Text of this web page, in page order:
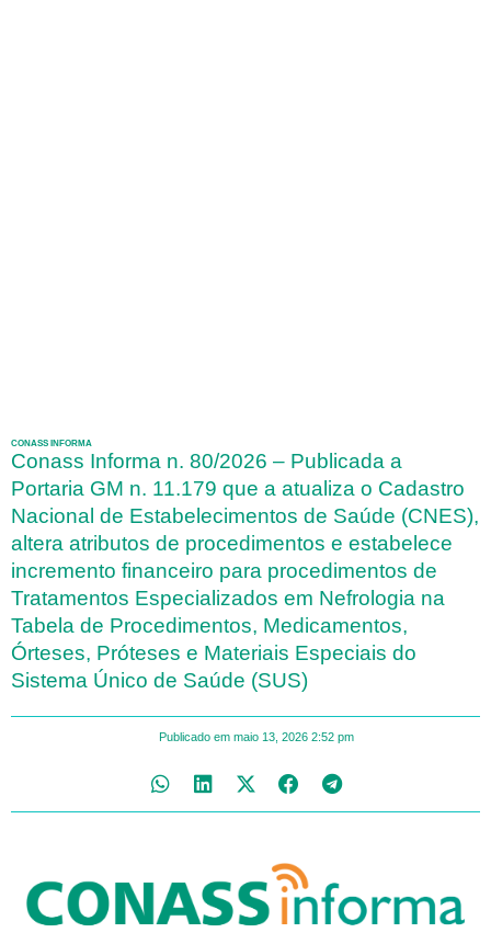
CONASS INFORMA
Conass Informa n. 80/2026 – Publicada a
Portaria GM n. 11.179 que a atualiza o Cadastro
Nacional de Estabelecimentos de Saúde (CNES),
altera atributos de procedimentos e estabelece
incremento financeiro para procedimentos de
Tratamentos Especializados em Nefrologia na
Tabela de Procedimentos, Medicamentos,
Órteses, Próteses e Materiais Especiais do
Sistema Único de Saúde (SUS)
Publicado em maio 13, 2026 2:52 pm